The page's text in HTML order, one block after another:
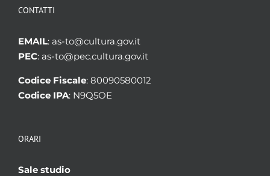
CONTATTI
EMAIL: as-to@cultura.gov.it
PEC: as-to@pec.cultura.gov.it
Codice Fiscale: 80090580012
Codice IPA: N9Q5OE
ORARI
Sale studio